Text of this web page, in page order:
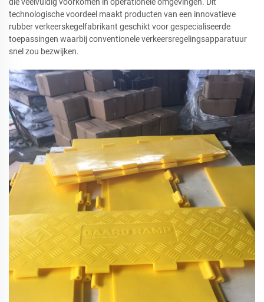
technologische voordeel maakt producten van een innovatieve
rubber verkeerskegelfabrikant geschikt voor gespecialiseerde
toepassingen waarbij conventionele verkeersregelingsapparatuur
snel zou bezwijken.